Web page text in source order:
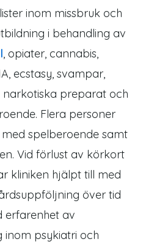
inom missbruk och
i behandling av
, opiater, cannabis,
ecstasy, svampar,
preparat och
Flera personer
spelberoende samt
Vid förlust av körkort
kliniken hjälpt till med
över tid
erfarenhet av
inom psykiatri och